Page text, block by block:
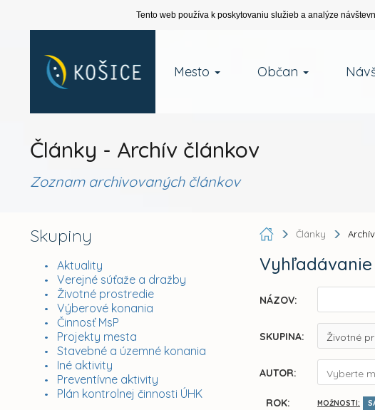
Tento web používa k poskytovaniu služieb a analýze
Mesto Občan
Články - Archív článkov
Zoznam archivovaných článkov
Skupiny
Aktuality
Verejné súťaže a dražby
Životné prostredie
Výberové konania
Činnosť MsP
Projekty mesta
Stavebné a územné konania
Iné aktivity
Preventívne aktivity
Plán kontrolnej činnosti ÚHK
Články
Vyhľadávanie
NÁZOV:
SKUPINA: Životné
AUTOR: Vyberte
ROK: MOŽNOSTI: